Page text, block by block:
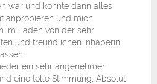
war und konnte dann alles
anprobieren und mich
im Laden von der sehr
und freundlichen Inhaberin
ein sehr angenehmer
eine tolle Stimmung, Absolut